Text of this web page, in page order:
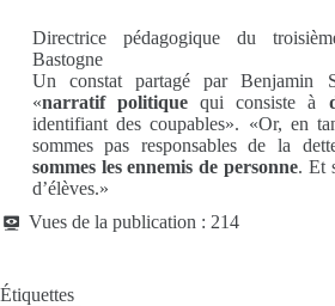
Directrice pédagogique du
Bastogne
Un constat partagé par Benjamin
«narratif politique qui consiste à
identifiant des coupables». «Or, en
sommes pas responsables de la
sommes les ennemis de personne. Et
d’élèves.»
Vues de la publication : 214
Étiquettes